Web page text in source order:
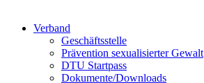
Verband
Geschäftsstelle
Prävention sexualisierter Gewalt
DTU Startpass
Dokumente/Downloads